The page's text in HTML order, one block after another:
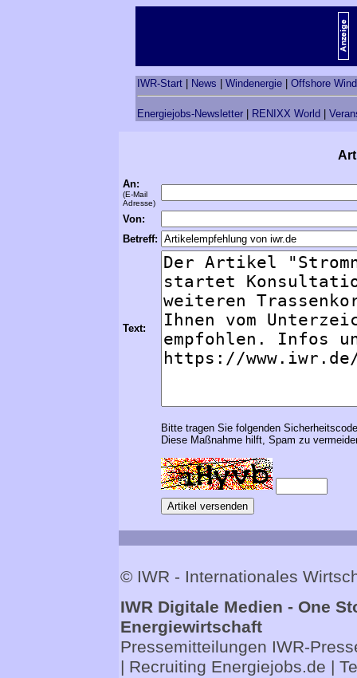
IWR-Start News Windenergie Offshore
Energiejobs-Newsletter RENIXX World
An:
(E-Mail
Adresse)
Von:
Betreff:
Text:
Bitte tragen Sie folgenden
Diese Maßnahme hilft, Spam zu
© IWR - Internationales
IWR Digitale Medien - One
Energiewirtschaft
Pressemitteilungen IWR-
| Recruiting Energiejobs.de |